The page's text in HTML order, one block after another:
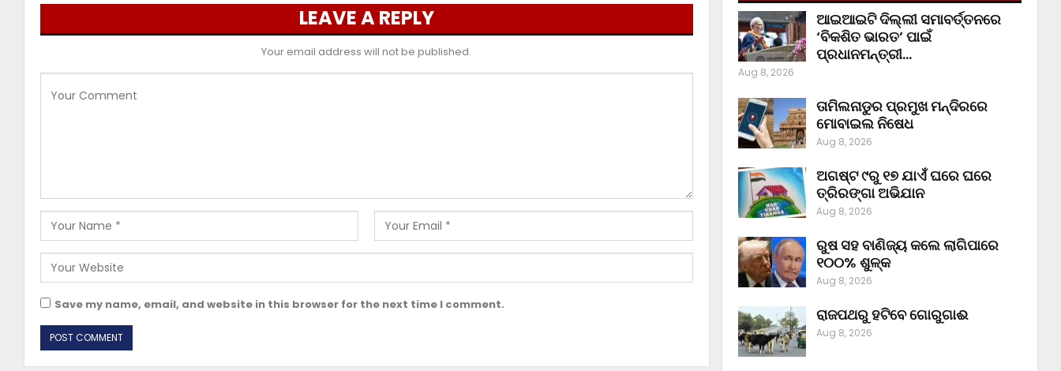
LEAVE A REPLY
Your email address will not be published.
Save my name, email, and website in this browser for the next time I comment.
ଆଇଆଇଟି ଦିଲ୍ଲୀ ସମାବର୍ତ୍ତନରେ
‘ବିକଶିତ ଭାରତ’ ପାଇଁ
ପ୍ରଧାନମନ୍ତ୍ରୀ…
Aug 8, 2026
ତାମିଲନାଡୁର ପ୍ରମୁଖ ମନ୍ଦିରରେ
ମୋବାଇଲ ନିଷେଧ
Aug 8, 2026
ଅଗଷ୍ଟ ୯ରୁ ୧୭ ଯାଏଁ ଘରେ ଘରେ
ତ୍ରିରଙ୍ଗା ଅଭିଯାନ
Aug 8, 2026
ରୁଷ ସହ ବାଣିଜ୍ୟ କଲେ ଲାଗିପାରେ
୧୦୦% ଶୁଳ୍କ
Aug 8, 2026
ରାଜପଥରୁ ହଟିବେ ଗୋରୁଗାଈ
Aug 8, 2026